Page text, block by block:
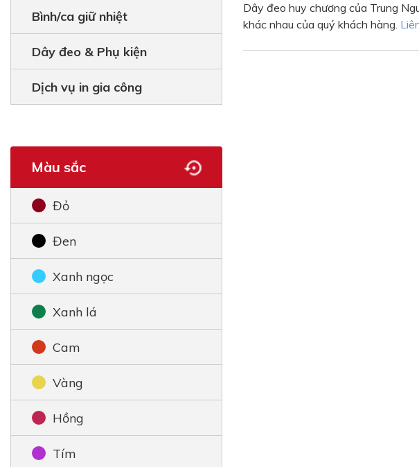
Bình/ca giữ nhiệt
Dây đeo & Phụ kiện
Dịch vụ in gia công
Màu sắc
Đỏ
Đen
Xanh ngọc
Xanh lá
Cam
Vàng
Hồng
Tím
Dây đeo huy chương của Trung
khác nhau của quý khách hàng.